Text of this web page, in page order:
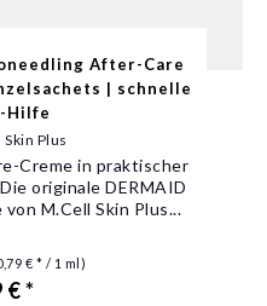
After-Care
| schnelle
Hilfe
Plus
Creme in praktischer
originale DERMAID
M.Cell Skin Plus...
€ * / 1 ml)
€ *